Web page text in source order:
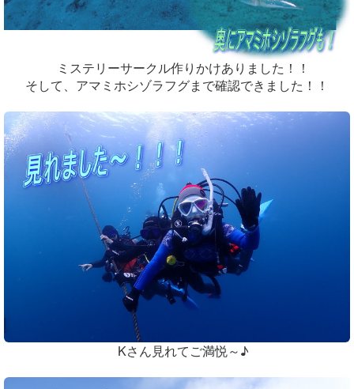
ミステリーサークル作りかけありました！！
そして、アマミホシゾラフグまで確認できました！！
Kさん見れてご満悦～♪